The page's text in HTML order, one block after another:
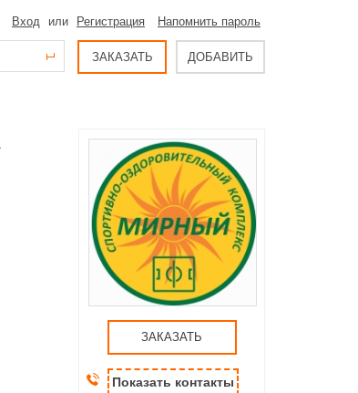
Вход или Регистрация Напомнить пароль
ЗАКАЗАТЬ ДОБАВИТЬ
ЗАКАЗАТЬ
Показать контакты